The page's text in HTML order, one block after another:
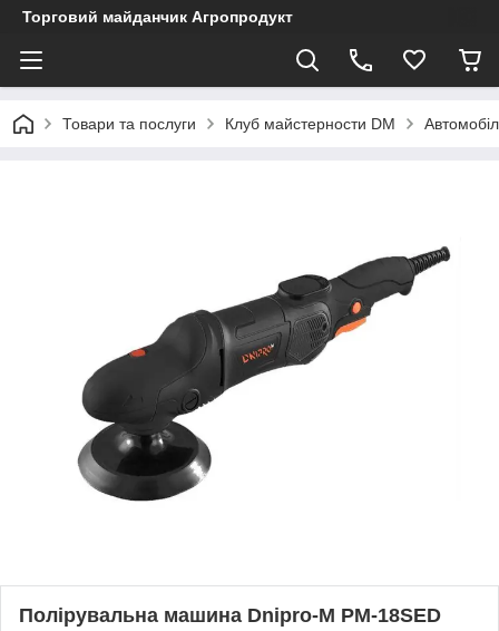
Торговий майданчик Агропродукт
Товари та послуги Клуб майстерности DM
Полірувальна машина Dnipro-M PM-18SED